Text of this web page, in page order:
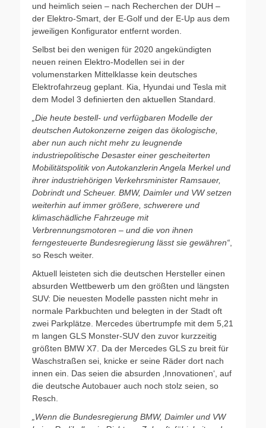
und heimlich seien – nach Recherchen der DUH –
der Elektro-Smart, der E-Golf und der E-Up aus dem
jeweiligen Konfigurator entfernt worden.
Selbst bei den wenigen für 2020 angekündigten
neuen reinen Elektro-Modellen sei in der
volumenstarken Mittelklasse kein deutsches
Elektrofahrzeug geplant. Kia, Hyundai und Tesla mit
dem Model 3 definierten den aktuellen Standard.
„Die heute bestell- und verfügbaren Modelle der
deutschen Autokonzerne zeigen das ökologische,
aber nun auch nicht mehr zu leugnende
industriepolitische Desaster einer gescheiterten
Mobilitätspolitik von Autokanzlerin Angela Merkel und
ihrer industriehörigen Verkehrsminister Ramsauer,
Dobrindt und Scheuer. BMW, Daimler und VW setzen
weiterhin auf immer größere, schwerere und
klimaschädliche Fahrzeuge mit
Verbrennungsmotoren – und die von ihnen
ferngesteuerte Bundesregierung lässt sie gewähren“
so Resch weiter.
Aktuell leisteten sich die deutschen Hersteller einen
absurden Wettbewerb um den größten und längsten
SUV: Die neuesten Modelle passten nicht mehr in
normale Parkbuchten und belegten in der Stadt oft
zwei Parkplätze. Mercedes übertrumpfe mit dem 5,21
m langen GLS Monster-SUV den zuvor kurzzeitig
größten BMW X7. Da der Mercedes GLS zu breit für
Waschstraßen sei, knicke er seine Räder dort nach
innen ein. Das seien die absurden ‚Innovationen‘, auf
die deutsche Autobauer auch noch stolz seien, so
Resch.
„Wenn die Bundesregierung BMW, Daimler und VW